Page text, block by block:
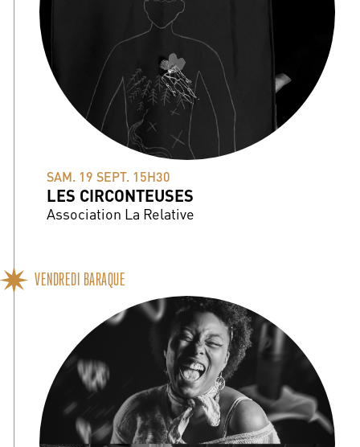
SAM. 19 SEPT. 15H30
LES CIRCONTEUSES
Association La Relative
VENDREDI BARAQUE